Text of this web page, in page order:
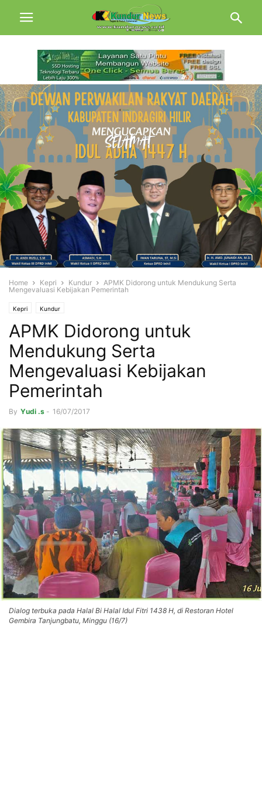
Home Kepri Kundur
APMK Didorong untuk Mendukung Serta
Mengevaluasi Kebijakan Pemerintah
Kepri Kundur
APMK Didorong untuk
Mendukung Serta
Mengevaluasi Kebijakan
Pemerintah
By Yudi .s - 16/07/2017
Dialog terbuka pada Halal Bi Halal Idul Fitri 1438 H, di Restoran Hotel
Gembira Tanjungbatu, Minggu (16/7)